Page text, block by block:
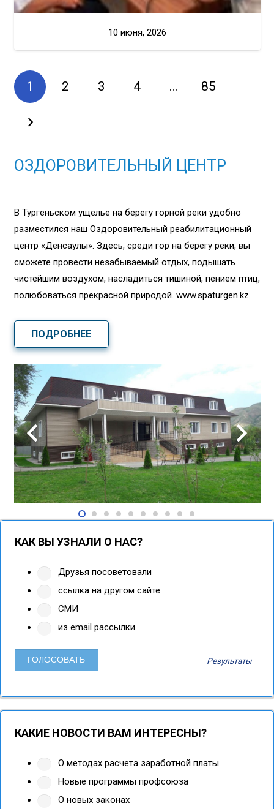
10 июня, 2026
1 2 3 4 … 85
ОЗДОРОВИТЕЛЬНЫЙ ЦЕНТР
В Тургеньском ущелье на берегу горной реки удобно
разместился наш Оздоровительный реабилитационный
центр «Денсаулық». Здесь, среди гор на берегу реки, вы
сможете провести незабываемый отдых, подышать
чистейшим воздухом, насладиться тишиной, пением птиц,
полюбоваться прекрасной природой. www.spaturgen.kz
ПОДРОБНЕЕ
КАК ВЫ УЗНАЛИ О НАС?
Друзья посоветовали
ссылка на другом сайте
СМИ
из email рассылки
Результаты
КАКИЕ НОВОСТИ ВАМ ИНТЕРЕСНЫ?
О методах расчета заработной платы
Новые программы профсоюза
О новых законах